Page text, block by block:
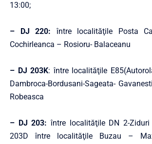
13:00;
– DJ 220: între localităţile Posta
Cochirleanca – Rosioru- Balaceanu
– DJ 203K: între localităţile
Dambroca-Bordusani-Sageata-
Robeasca
– DJ 203: între localităţile DN 2-
203D între localităţile Buzau –